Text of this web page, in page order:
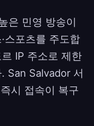
은 민영 방송이
스포츠를 주도합
IP 주소로 제한
San Salvador 서
시 접속이 복구